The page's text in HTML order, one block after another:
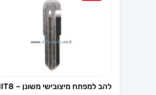
להב למפתח מיצובישי משונן – MIT8